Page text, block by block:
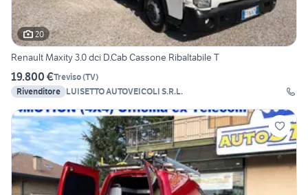
20
Renault Maxity 3.0 dci D.Cab Cassone Ribaltabile T
19.800 €Treviso(TV)
Rivenditore LUISETTO AUTOVEICOLI S.R.L.